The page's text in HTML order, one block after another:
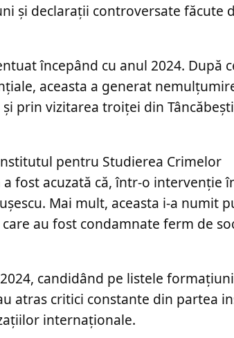
și declarații controversate făcute
începând cu anul 2024. După
aceasta a generat
prin vizitarea troiței din
pentru Studierea Crimelor
fost acuzată că, într-o intervenție
Mai mult, aceasta i-a numit
au fost condamnate ferm de
candidând pe listele formațiunii
atras critici constante din partea
internaționale.